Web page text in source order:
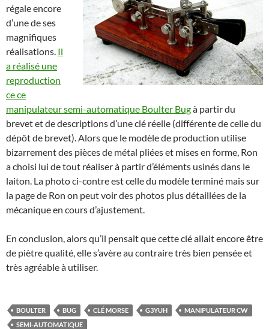
régale encore
d’une de ses
magnifiques
réalisations. Il
a réalisé une
reproduction
ce ce
manipulateur semi-automatique Boulter Bugà partir du
brevet et de descriptions d’une clé réelle (différente de celle du
dépôt de brevet). Alors que le modèle de production utilise
bizarrement des pièces de métal pliées et mises en forme, Ron
a choisi lui de tout réaliser à partir d’éléments usinés dans le
laiton. La photo ci-contre est celle du modèle terminé mais sur
la page de Ron on peut voir des photos plus détaillées de la
mécanique en cours d’ajustement.
En conclusion, alors qu’il pensait que cette clé allait encore être
de piètre qualité, elle s’avère au contraire très bien pensée et
très agréable à utiliser.
BOULTER BUG CLÉ MORSE G3YUH
MANIPULATEUR CW
SEMI-AUTOMATIQUE